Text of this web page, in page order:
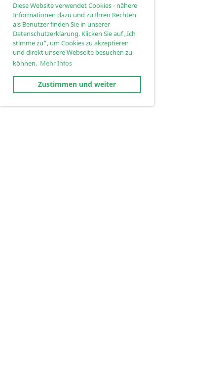
Diese Website verwendet Cookies - nähere
Informationen dazu und zu Ihren Rechten
als Benutzer finden Sie in unserer
Datenschutzerklärung. Klicken Sie auf „Ich
stimme zu“, um Cookies zu akzeptieren
und direkt unsere Webseite besuchen zu
können. Mehr Infos
Zustimmen und weiter